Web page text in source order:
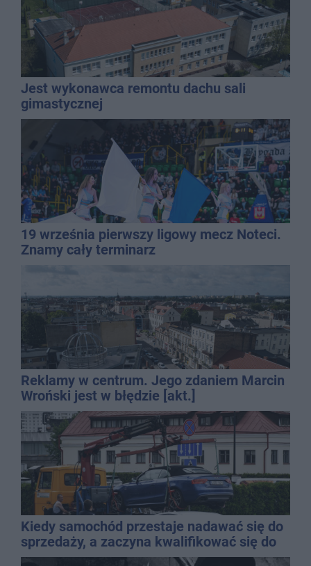
Jest wykonawca remontu dachu sali
gimastycznej
19 września pierwszy ligowy mecz Noteci.
Znamy cały terminarz
Reklamy w centrum. Jego zdaniem Marcin
Wroński jest w błędzie [akt.]
Kiedy samochód przestaje nadawać się do
sprzedaży, a zaczyna kwalifikować się do
kasacji?